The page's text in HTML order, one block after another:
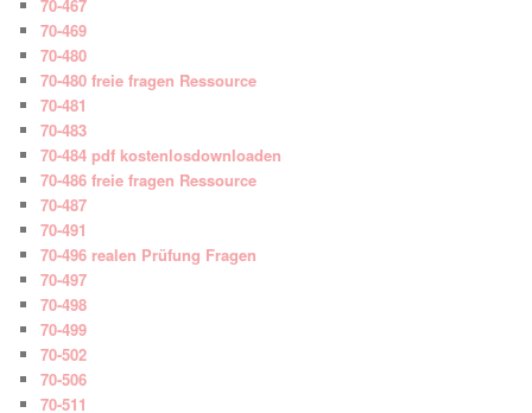
70-467
70-469
70-480
70-480 freie fragen Ressource
70-481
70-483
70-484 pdf kostenlosdownloaden
70-486 freie fragen Ressource
70-487
70-491
70-496 realen Prüfung Fragen
70-497
70-498
70-499
70-502
70-506
70-511